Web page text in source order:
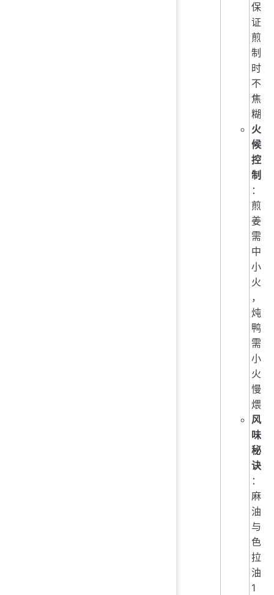
保
证
煎
制
时
不
焦
糊
火
候
控
制
：
煎
姜
需
中
小
火
，
炖
鸭
需
小
火
慢
煨
风
味
秘
诀
：
麻
油
与
色
拉
油
1